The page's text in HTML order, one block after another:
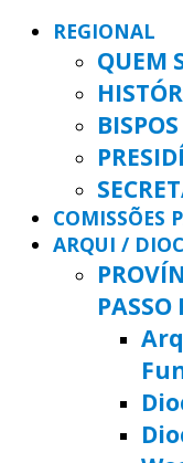
REGIONAL
QUEM
BISPOS
COMISSÕES
ARQUI /